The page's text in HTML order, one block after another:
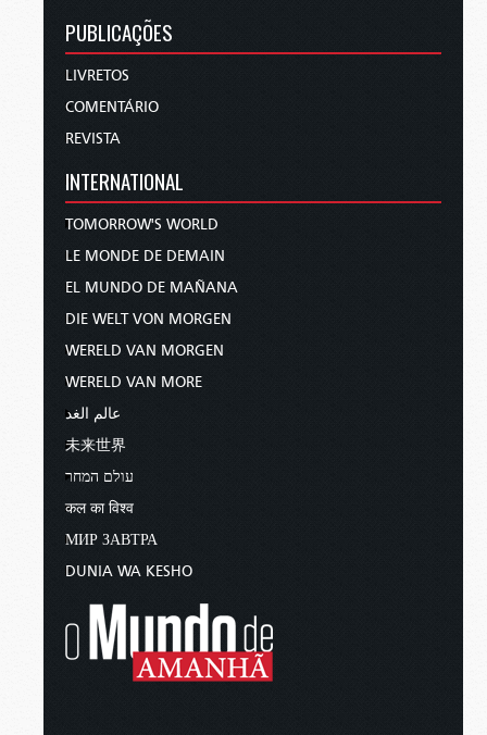
PUBLICAÇÕES
LIVRETOS
COMENTÁRIO
REVISTA
INTERNATIONAL
TOMORROW'S WORLD
LE MONDE DE DEMAIN
EL MUNDO DE MAÑANA
DIE WELT VON MORGEN
WERELD VAN MORGEN
WERELD VAN MORE
عالم الغد
未来世界
עולם המחר
कल का विश्व
МИР ЗАВТРА
DUNIA WA KESHO